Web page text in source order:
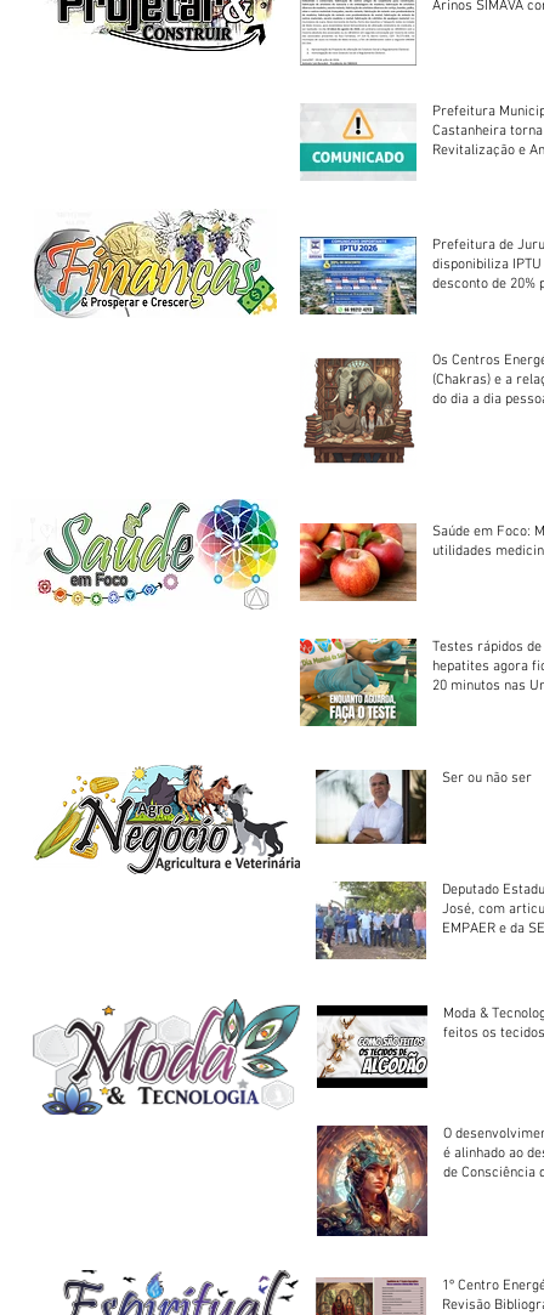
Arinos SIMAVA convoca à
Prefeitura
Castanheira
Revitalização e
Prefeitura de
disponibiliza
desconto de 20%
Os Centros
(Chakras) e a
do dia a dia
Saúde em Foco:
utilidades
Testes rápidos
hepatites agora
20 minutos nas
Ser ou não ser
Deputado
José, com
EMPAER e da
Moda &
feitos os
O
é alinhado ao
de Consciência
1º Centro
Revisão